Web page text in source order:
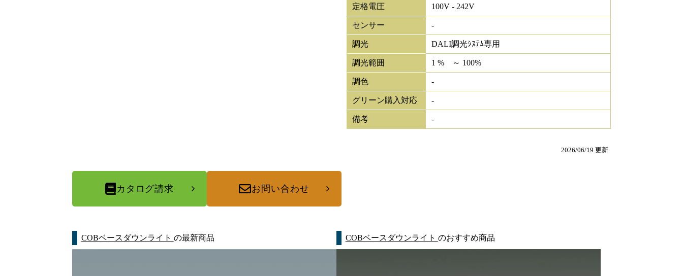
定格電圧 100V - 242V
センサー -
調光 DALI調光ｼｽﾃﾑ専用
調光範囲 1 % ～ 100%
調色 -
グリーン購入対応 -
備考 -
2026/06/19 更新
カタログ請求 お問い合わせ
COBベースダウンライト の最新商品 COBベースダウンライト のおすすめ商品